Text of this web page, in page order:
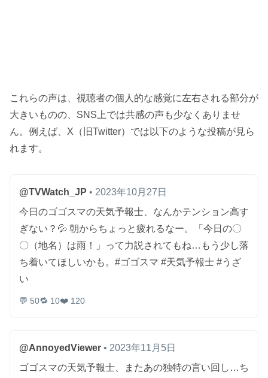
これらの声は、視聴者の個人的な感覚に左右される部分が
大きいものの、SNS上では共感の声も少なくありませ
ん。例えば、X（旧Twitter）では以下のような投稿が見ら
れます。
@TVWatch_JP • 2023年10月27日
今日のゴゴスマの天気予報士、なんかテンション高す
ぎない？💦 朝からちょっと疲れるなー。「今日の〇
〇（地名）は雨！」って力説されてもね…もう少し落
ち着いてほしいかも。#ゴゴスマ #天気予報士 #うざ
い
💬 50🔁 10❤️ 120
@AnnoyedViewer • 2023年11月5日
ゴゴスマの天気予報士、またあの独特の言い回し…ち